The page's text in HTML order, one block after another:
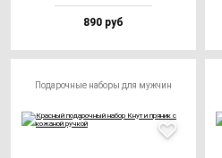
890 руб
Подарочные наборы для мужчин